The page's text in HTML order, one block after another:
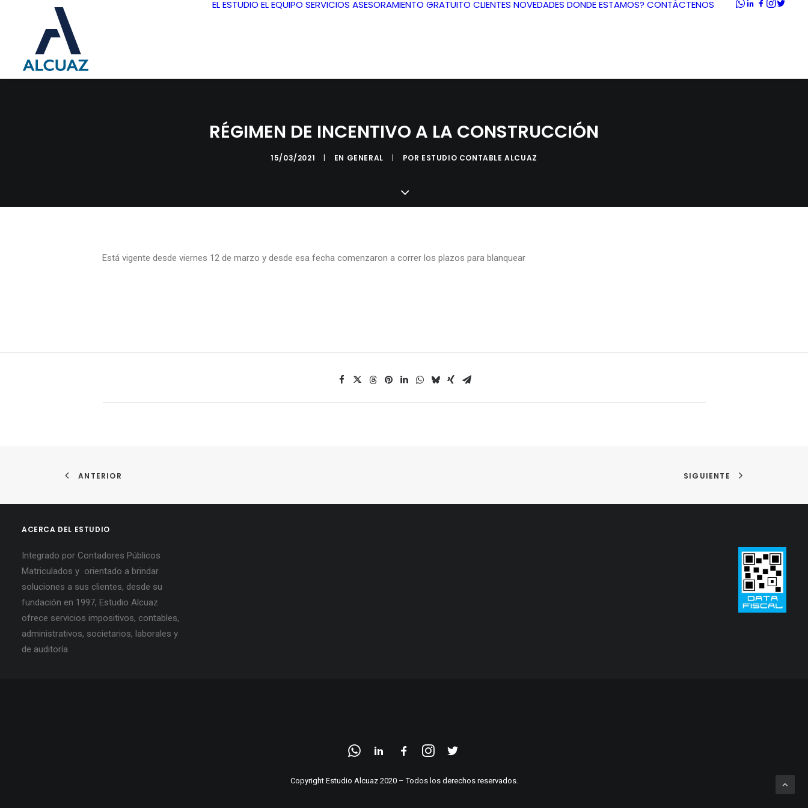
EL ESTUDIO EL EQUIPO SERVICIOS ASESORAMIENTO GRATUITO CLIENTES NOVEDADES DONDE ESTAMOS? CONTÁCTENOS
RÉGIMEN DE INCENTIVO A LA CONSTRUCCIÓN
15/03/2021 | EN GENERAL | POR ESTUDIO CONTABLE ALCUAZ
Está vigente desde viernes 12 de marzo y desde esa fecha comenzaron a correr los plazos para blanquear
ANTERIOR SIGUIENTE
ACERCA DEL ESTUDIO
Integrado por Contadores Públicos
Matriculados y orientado a brindar
soluciones a sus clientes, desde su
fundación en 1997, Estudio Alcuaz
ofrece servicios impositivos, contables,
administrativos, societarios, laborales y
de auditoría.
Copyright Estudio Alcuaz 2020 – Todos los derechos reservados.